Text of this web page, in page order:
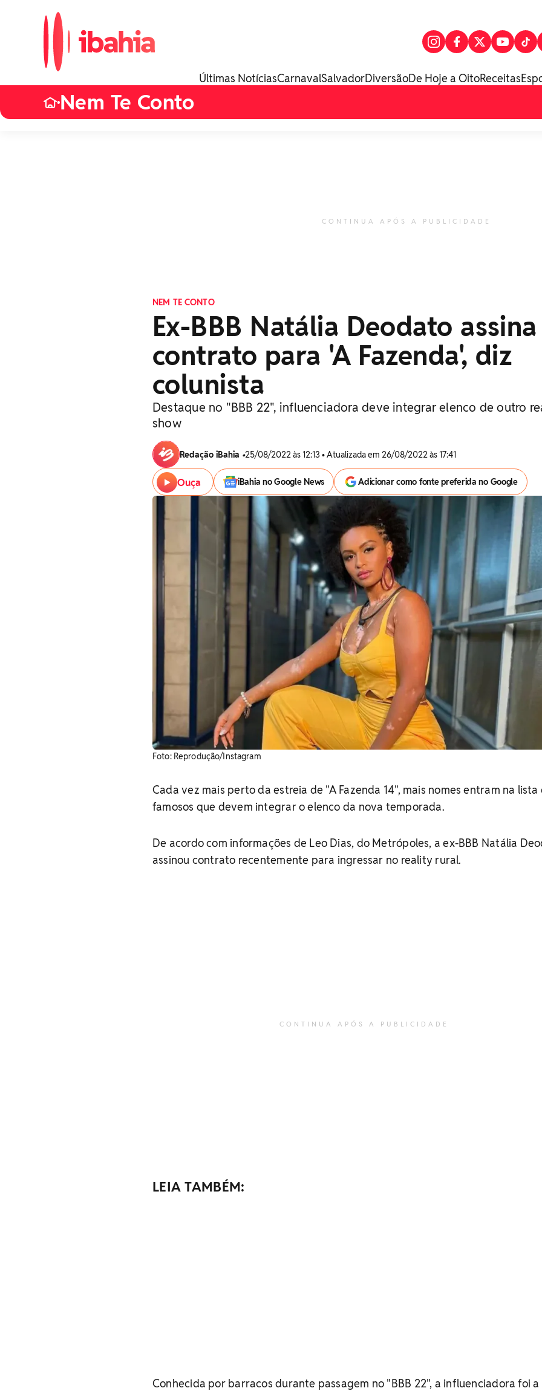
Últimas NotíciasCarnavalSalvadorDiversãoDe Hoje a OitoReceitas
•Nem Te Conto
CONTINUA APÓS A PUBLICIDADE
NEM TE CONTO
Ex-BBB Natália Deodato assina
contrato para 'A Fazenda', diz
colunista
Destaque no "BBB 22", influenciadora deve integrar elenco de outro
show
Redação iBahia •25/08/2022 às 12:13 • Atualizada em 26/08/2022 às 17:41
Ouça iBahia no Google News Adicionar como fonte preferida no Google
Foto: Reprodução/Instagram
Cada vez mais perto da estreia de "A Fazenda 14", mais nomes entram na lista
famosos que devem integrar o elenco da nova temporada.
De acordo com informações de Leo Dias, do Metrópoles, a ex-BBB Natália
assinou contrato recentemente para ingressar no reality rural.
CONTINUA APÓS A PUBLICIDADE
LEIA TAMBÉM:
Conhecida por barracos durante passagem no "BBB 22", a influenciadora foi a